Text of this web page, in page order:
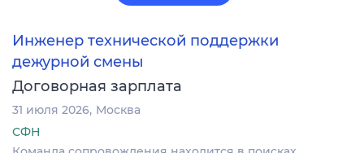
Инженер технической поддержки
дежурной смены
Договорная зарплата
31 июля 2026 Москва
СФН